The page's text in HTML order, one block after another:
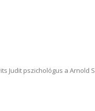
Judit pszichológus a Arnold